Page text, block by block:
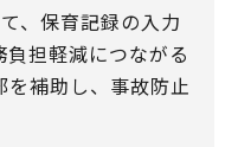
、保育記録の入力
担軽減につながる
補助し、事故防止